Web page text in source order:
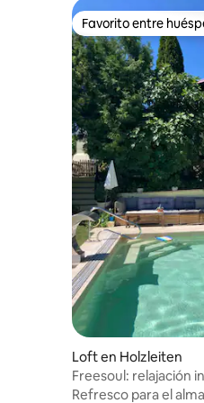
Favorito entre
Favorito entre
Loft en Holzleiten
Freesoul: relajación
panorámicas
Refresco para el